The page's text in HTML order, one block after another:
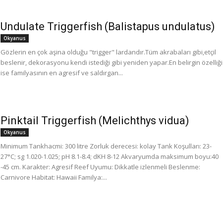
Undulate Triggerfish (Balistapus undulatus)
Okyanus
Gözlerin en çok aşina olduğu "trigger" lardandır.Tüm akrabaları gibi,etçil
beslenir, dekorasyonu kendi istediği gibi yeniden yapar.En belirgin özelliği
ise familyasının en agresif ve saldırgan...
Pinktail Triggerfish (Melichthys vidua)
Okyanus
Minimum Tankhacmi: 300 litre Zorluk derecesi: kolay Tank Koşulları: 23-
27°C; sg 1.020-1.025; pH 8.1-8.4; dKH 8-12 Akvaryumda maksimum boyu:40
-45 cm. Karakter: Agresif Reef Uyumu: Dikkatle izlenmeli Beslenme:
Carnivore Habitat: Hawaii Familya:...